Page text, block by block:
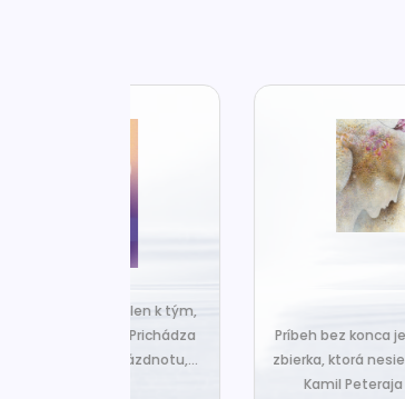
Príbeh bez konca je nová básnická
zbierka, ktorá nesie typický rukopis
Kamil Peteraja - hravosť...